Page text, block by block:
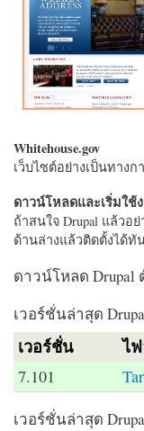
Whitehouse.gov
เว็บไซต์อย่างเป็นทาง
ดาวน์โหลดและเริ่มใช้
ถ้าสนใจ Drupal แล้วอ
ด้านล่างแล้วติดตั้งได้ทั
ดาวน์โหลด Drupal
เวอร์ชั่นล่าสุด
เวอร์ชั่น ไ
7.101 Tar
เวอร์ชั่นล่าสุด